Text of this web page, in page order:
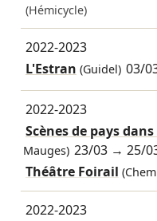
(Hémicycle)
2022-2023
L'Estran (Guidel) 03/
2022-2023
Scènes de pays
Mauges) 23/03 →25/
Théâtre Foirail
2022-2023